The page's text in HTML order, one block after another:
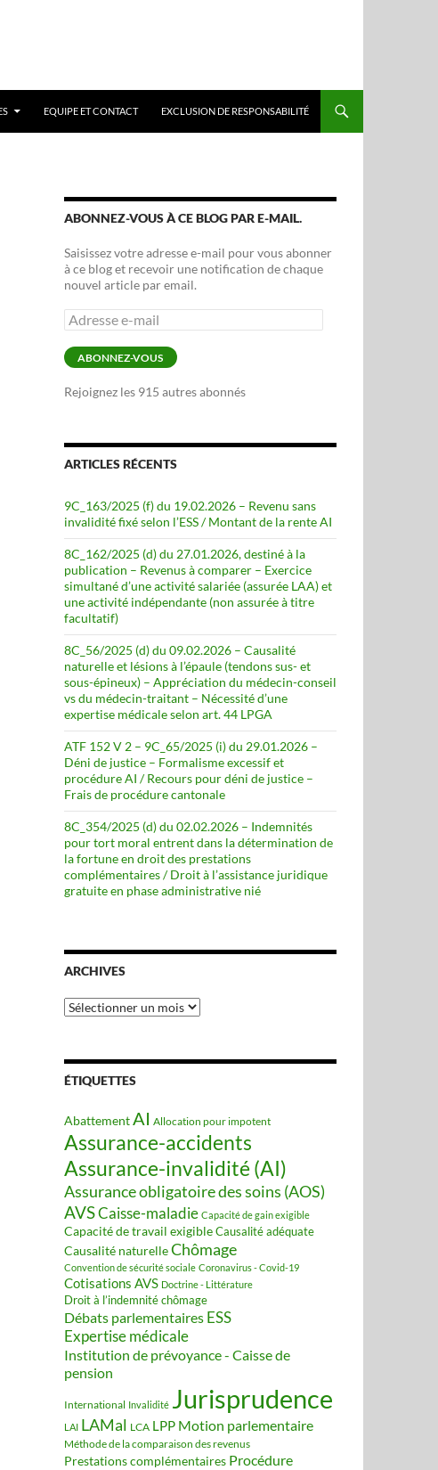
EQUIPE ET CONTACT EXCLUSION DE RESPONSABILITÉ
ABONNEZ-VOUS À CE BLOG PAR E-MAIL.
Saisissez votre adresse e-mail pour vous abonner
à ce blog et recevoir une notification de chaque
nouvel article par email.
Adresse
e-
mail
ABONNEZ-VOUS
Rejoignez les 915 autres abonnés
ARTICLES RÉCENTS
9C_163/2025 (f) du 19.02.2026 – Revenu sans
invalidité fixé selon l’ESS / Montant de la rente AI
8C_162/2025 (d) du 27.01.2026, destiné à la
publication – Revenus à comparer – Exercice
simultané d’une activité salariée (assurée LAA) et
une activité indépendante (non assurée à titre
facultatif)
8C_56/2025 (d) du 09.02.2026 – Causalité
naturelle et lésions à l’épaule (tendons sus- et
sous-épineux) – Appréciation du médecin-conseil
vs du médecin-traitant – Nécessité d’une
expertise médicale selon art. 44 LPGA
ATF 152 V 2 – 9C_65/2025 (i) du 29.01.2026 –
Déni de justice – Formalisme excessif et
procédure AI / Recours pour déni de justice –
Frais de procédure cantonale
8C_354/2025 (d) du 02.02.2026 – Indemnités
pour tort moral entrent dans la détermination de
la fortune en droit des prestations
complémentaires / Droit à l’assistance juridique
gratuite en phase administrative nié
ARCHIVES
Archives
ÉTIQUETTES
Abattement AI Allocation pour impotent
Assurance-accidents
Assurance-invalidité (AI)
Assurance obligatoire des soins (AOS)
AVSCaisse-maladie Capacité de gain exigible
Capacité de travail exigible Causalité adéquate
Causalité naturelleChômage
Convention de sécurité sociale Coronavirus - Covid-19
Cotisations AVS Doctrine - Littérature
Droit à l’indemnité chômage
Débats parlementaires ESS
Expertise médicale
Institution de prévoyance - Caisse de
pension
International Invalidité Jurisprudence
LAI LAMal LCA LPP Motion parlementaire
Méthode de la comparaison des revenus
Prestations complémentaires Procédure